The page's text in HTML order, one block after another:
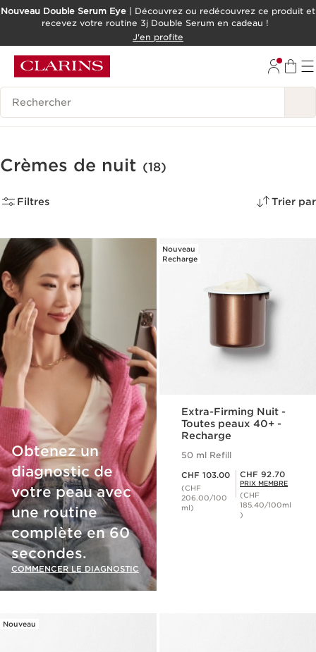
ALLER AU CONTENU
OUTIL D'ACCESSIBILITÉ
Nouveau Double Serum Eye | Découvrez ou redécouvrez ce produit et
recevez votre routine 3j Double Serum en cadeau !
J'en profite
Historique des recherches
Crèmes de nuit (18)
Filtres Trier par
Obtenez un
diagnostic de
votre peau avec
une routine
complète en 60
secondes.
COMMENCER LE DIAGNOSTIC
Nouveau
Recharge
Extra-Firming Nuit -
Toutes peaux 40+ -
Recharge
50 ml Refill
CHF 103.00
(CHF
206.00/100
ml)
Prix Sérénité CHF 92.70
CHF 92.70
PRIX MEMBRE
(CHF
185.40/100ml
)
Nouveau